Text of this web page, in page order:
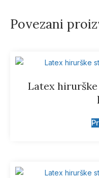
Povezani
Latex